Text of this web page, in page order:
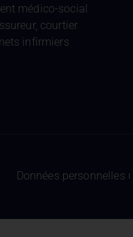
médico-social
courtier
infirmiers
Données personnelles